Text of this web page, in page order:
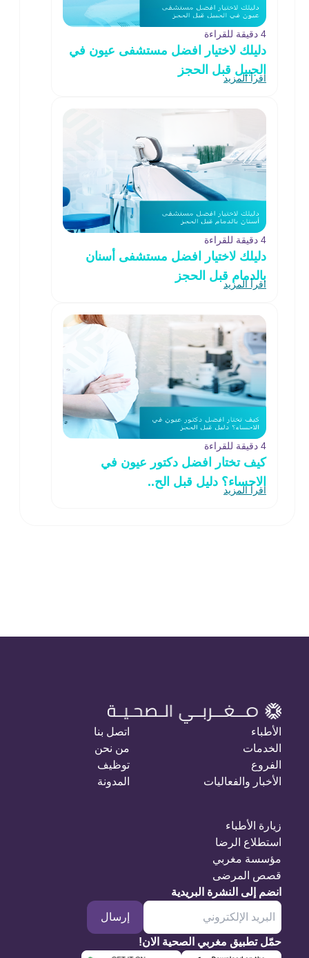
4 دقيقة للقراءة
دليلك لاختيار افضل مستشفى عيون في
الجبيل قبل الحجز
اقرأ المزيد
4 دقيقة للقراءة
دليلك لاختيار افضل مستشفى أسنان
بالدمام قبل الحجز
اقرأ المزيد
4 دقيقة للقراءة
كيف تختار افضل دكتور عيون في
الاحساء؟ دليل قبل الح..
اقرأ المزيد
الأطباء
الخدمات
الفروع
الأخبار والفعاليات
اتصل بنا
من نحن
توظيف
المدونة
زيارة الأطباء
استطلاع الرضا
مؤسسة مغربي
قصص المرضى
انضم إلى النشرة البريدية
إرسال
حمّل تطبيق مغربي الصحية الان!